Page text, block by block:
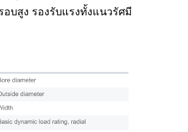
อบสูง รองรับแรงทั้งแนวรัศมี